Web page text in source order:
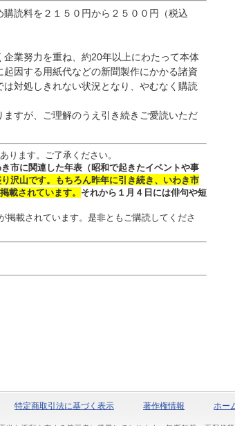
読料を２１５０円から２５００円（税込
業努力を重ね、約20年以上にわたって本体
因する用紙代などの新聞製作にかかる諸資
対処しきれない状況となり、やむなく購読
すが、ご理解のうえ引き続きご愛読いただ
ります。ご了承ください。
市に関連した年表（昭和で起きたイベントや事
沢山です。
もちろん昨年に引き続き、いわき市
載されています。 それから１月４日には俳句や短
掲載されています。是非ともご購読してくださ
特定商取引法に基づく表示 著作権情報 ホー